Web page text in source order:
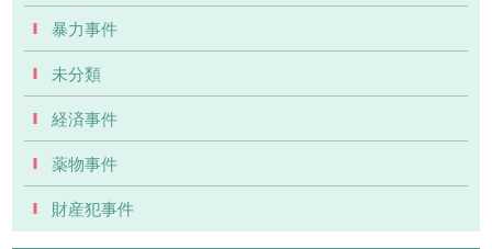
暴力事件
未分類
経済事件
薬物事件
財産犯事件